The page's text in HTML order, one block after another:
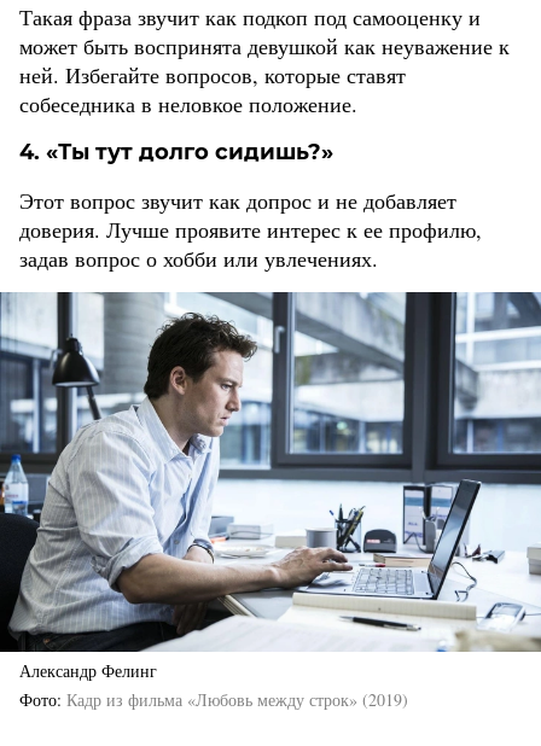
Такая фраза звучит как подкоп под самооценку и
может быть воспринята девушкой как неуважение к
ней. Избегайте вопросов, которые ставят
собеседника в неловкое положение.
4. «Ты тут долго сидишь?»
Этот вопрос звучит как допрос и не добавляет
доверия. Лучше проявите интерес к ее профилю,
задав вопрос о хобби или увлечениях.
Александр Фелинг
Фото Кадр из фильма «Любовь между строк» (2019)